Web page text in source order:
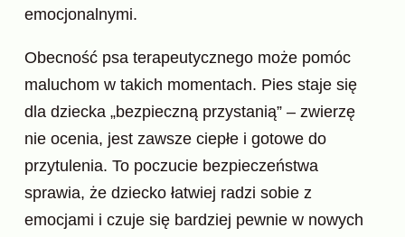
emocjonalnymi.
Obecność psa terapeutycznego może pomóc
maluchom w takich momentach. Pies staje się
dla dziecka „bezpieczną przystanią” – zwierzę
nie ocenia, jest zawsze ciepłe i gotowe do
przytulenia. To poczucie bezpieczeństwa
sprawia, że dziecko łatwiej radzi sobie z
emocjami i czuje się bardziej pewnie w nowych